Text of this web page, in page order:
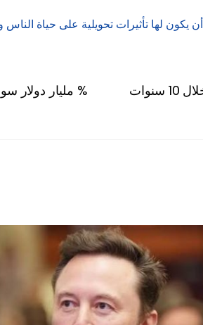
لها تأثيرات تحويلية على حياة الناس
66.7 مليار دولار سوق الذكاء الاصطناعي بالإمارات 2032 بنمو سنوي 43.9 %